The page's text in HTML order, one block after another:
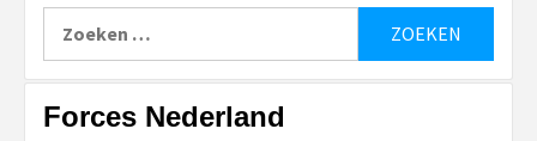
naar:
Forces Nederland